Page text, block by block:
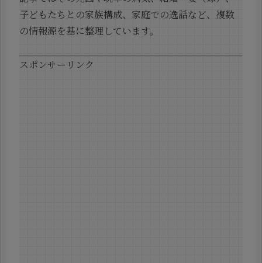
子どもたちとの家族構成、家庭での逸話など、複数
の情報源を基に整理しています。
スポンサーリンク